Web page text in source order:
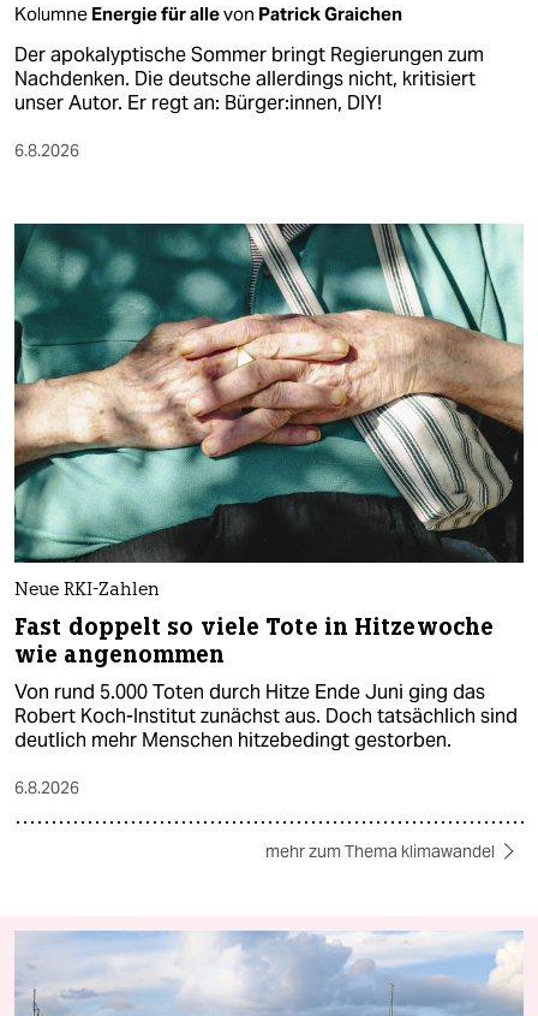
Kolumne Energie für allevon Patrick Graichen
Der apokalyptische Sommer bringt Regierungen zum
Nachdenken. Die deutsche allerdings nicht, kritisiert
unser Autor. Er regt an: Bürger:innen, DIY!
6.8.2026
Neue RKI-Zahlen
Fast doppelt so viele Tote in Hitzewoche
wie angenommen
Von rund 5.000 Toten durch Hitze Ende Juni ging das
Robert Koch-Institut zunächst aus. Doch tatsächlich sind
deutlich mehr Menschen hitzebedingt gestorben.
6.8.2026
mehr zum Thema klimawandel